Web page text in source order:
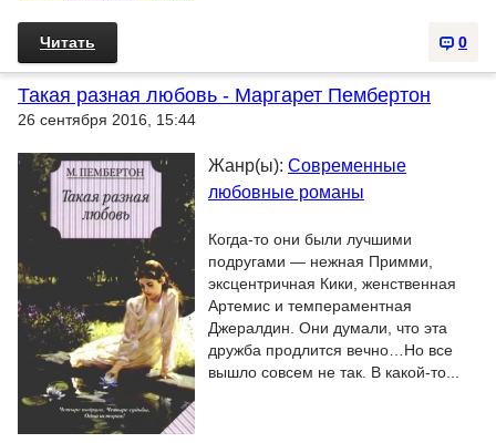
0
Читать
Такая разная любовь - Маргарет Пембертон
26 сентября 2016, 15:44
Жанр(ы): Современные
любовные романы
Когда-то они были лучшими
подругами — нежная Примми,
эксцентричная Кики, женственная
Артемис и темпераментная
Джералдин. Они думали, что эта
дружба продлится вечно…Но все
вышло совсем не так. В какой-то...